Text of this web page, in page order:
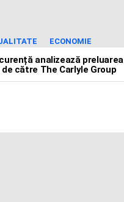
ECONOMIE
analizează preluarea
către The Carlyle Group